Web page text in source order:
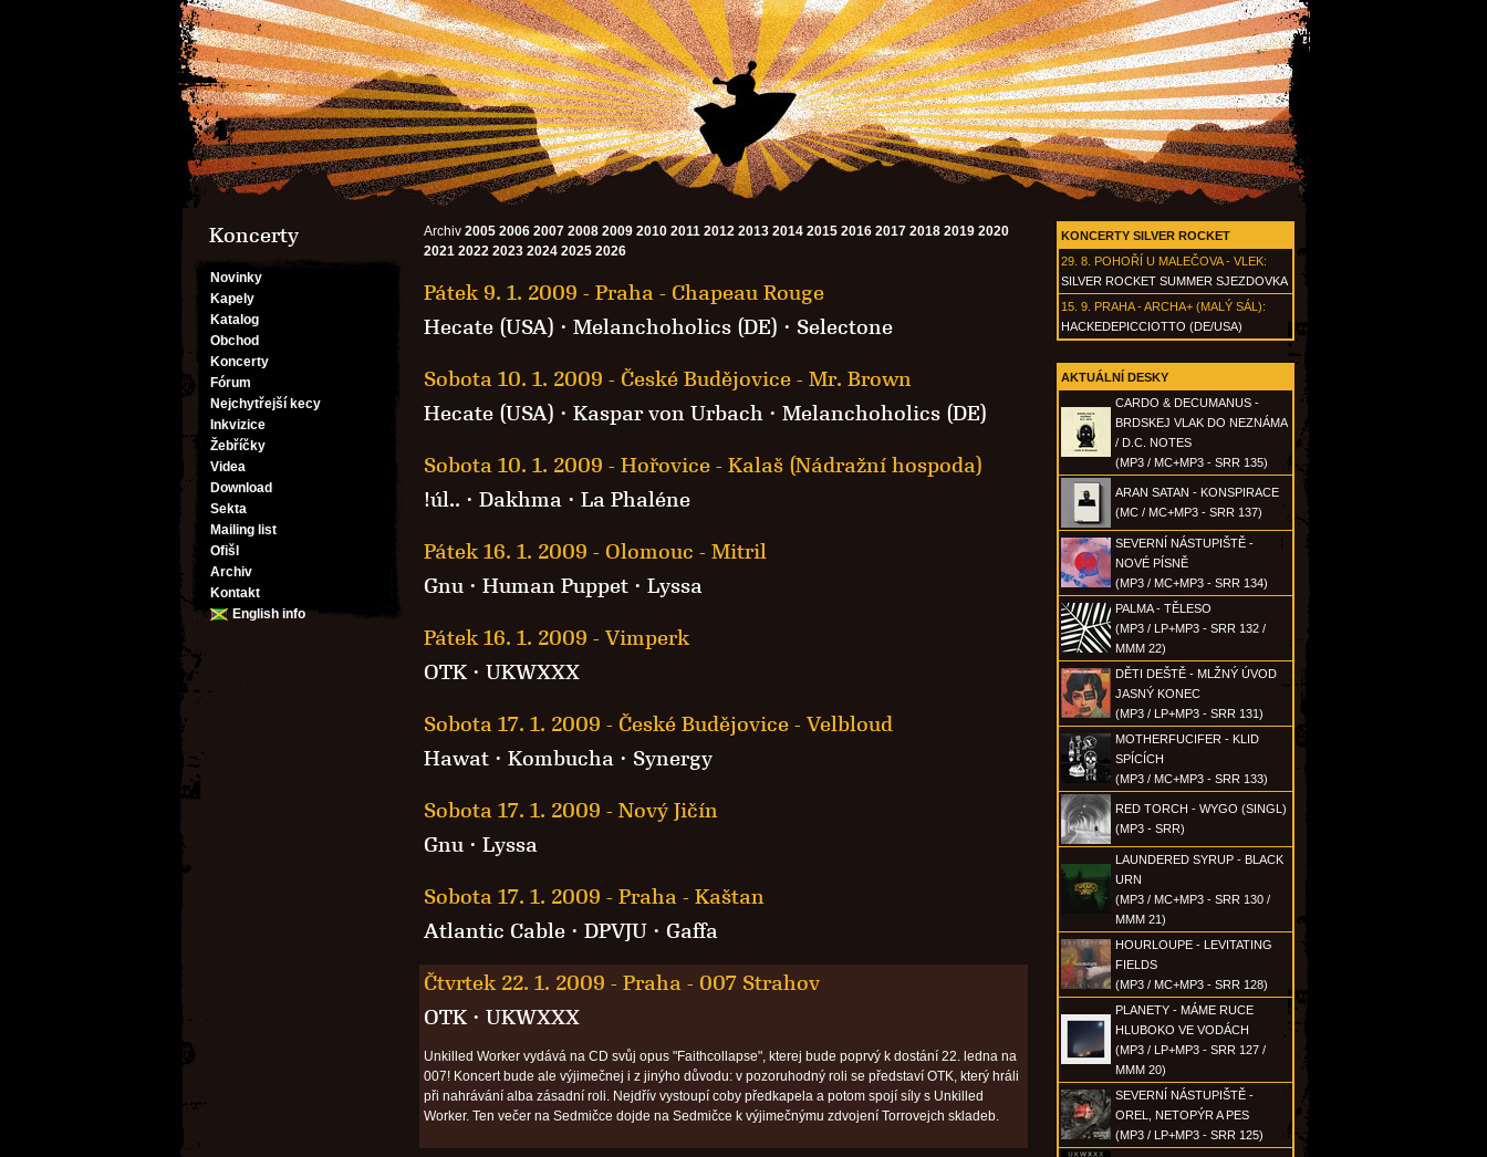
Koncerty
Novinky
Kapely
Katalog
Obchod
Koncerty
Fórum
Nejchytřejší kecy
Inkvizice
Žebříčky
Videa
Download
Sekta
Mailing list
Ofišl
Archiv
Kontakt
English info
KONCERTY SILVER ROCKET
29. 8. POHOŘÍ U MALEČOVA - VLEK:
SILVER ROCKET SUMMER SJEZDOVKA
15. 9. PRAHA - ARCHA+ (MALÝ SÁL):
HACKEDEPICCIOTTO (DE/USA)
AKTUÁLNÍ DESKY
CARDO & DECUMANUS -
BRDSKEJ VLAK DO NEZNÁMA
/ D.C. NOTES
(MP3 / MC+MP3 - SRR 135)
ARAN SATAN - KONSPIRACE
(MC / MC+MP3 - SRR 137)
SEVERNÍ NÁSTUPIŠTĚ -
NOVÉ PÍSNĚ
(MP3 / MC+MP3 - SRR 134)
PALMA - TĚLESO
(MP3 / LP+MP3 - SRR 132 /
MMM 22)
DĚTI DEŠTĚ - MLŽNÝ ÚVOD
JASNÝ KONEC
(MP3 / LP+MP3 - SRR 131)
MOTHERFUCIFER - KLID
SPÍCÍCH
(MP3 / MC+MP3 - SRR 133)
RED TORCH - WYGO (SINGL)
(MP3 - SRR)
LAUNDERED SYRUP - BLACK
URN
(MP3 / MC+MP3 - SRR 130 /
MMM 21)
HOURLOUPE - LEVITATING
FIELDS
(MP3 / MC+MP3 - SRR 128)
PLANETY - MÁME RUCE
HLUBOKO VE VODÁCH
(MP3 / LP+MP3 - SRR 127 /
MMM 20)
SEVERNÍ NÁSTUPIŠTĚ -
OREL, NETOPÝR A PES
(MP3 / LP+MP3 - SRR 125)
Archiv 2005 2006 2007 2008 2009 2010 2011 2012 2013 2014 2015 2016 2017 2018 2019 2020
2021 2022 2023 2024 2025 2026
Pátek 9. 1. 2009 - Praha - Chapeau Rouge
Hecate (USA) · Melanchoholics (DE) · Selectone
Sobota 10. 1. 2009 - České Budějovice - Mr. Brown
Hecate (USA) · Kaspar von Urbach · Melanchoholics (DE)
Sobota 10. 1. 2009 - Hořovice - Kalaš (Nádražní hospoda)
!úl.. · Dakhma · La Phaléne
Pátek 16. 1. 2009 - Olomouc - Mitril
Gnu · Human Puppet · Lyssa
Pátek 16. 1. 2009 - Vimperk
OTK · UKWXXX
Sobota 17. 1. 2009 - České Budějovice - Velbloud
Hawat · Kombucha · Synergy
Sobota 17. 1. 2009 - Nový Jičín
Gnu · Lyssa
Sobota 17. 1. 2009 - Praha - Kaštan
Atlantic Cable · DPVJU · Gaffa
Čtvrtek 22. 1. 2009 - Praha - 007 Strahov
OTK · UKWXXX
Unkilled Worker vydává na CD svůj opus "Faithcollapse", kterej bude poprvý k dostání 22. ledna na
007! Koncert bude ale výjimečnej i z jinýho důvodu: v pozoruhodný roli se představí OTK, který hráli
při nahrávání alba zásadní roli. Nejdřív vystoupí coby předkapela a potom spojí síly s Unkilled
Worker. Ten večer na Sedmičce dojde na Sedmičce k výjimečnýmu zdvojení Torrovejch skladeb.